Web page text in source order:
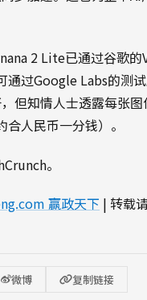
2 Lite已通过谷歌
通过Google Labs的测
但知情人士透露每张
人民币一分钱）。
。
赢政天下 | 转载
微博 复制链接